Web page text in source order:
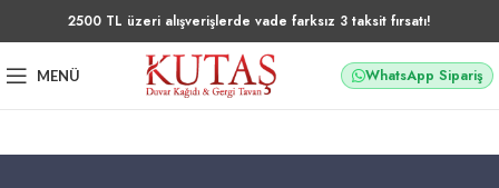
2500 TL üzeri alışverişlerde vade farksız 3 taksit fırsatı!
MENÜ WhatsApp Sipariş